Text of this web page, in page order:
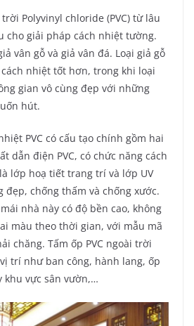
Polyvinyl chloride (PVC) từ lâu
cho giải pháp cách nhiệt tường.
vân gỗ và giả vân đá. Loại giả gỗ
nhiệt tốt hơn, trong khi loại
gian vô cùng đẹp với những
hút.
PVC có cấu tạo chính gồm hai
dẫn điện PVC, có chức năng cách
lớp hoạ tiết trang trí và lớp UV
đẹp, chống thấm và chống xước.
nhà này có độ bền cao, không
màu theo thời gian, với mẫu mã
chăng. Tấm ốp PVC ngoài trời
trí như ban công, hành lang, ốp
khu vực sân vườn,…